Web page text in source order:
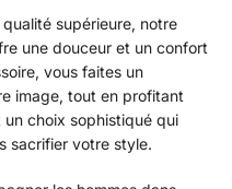
supérieure, notre
une douceur et un confort
vous faites un
image, tout en profitant
un choix sophistiqué qui
sacrifier votre style.